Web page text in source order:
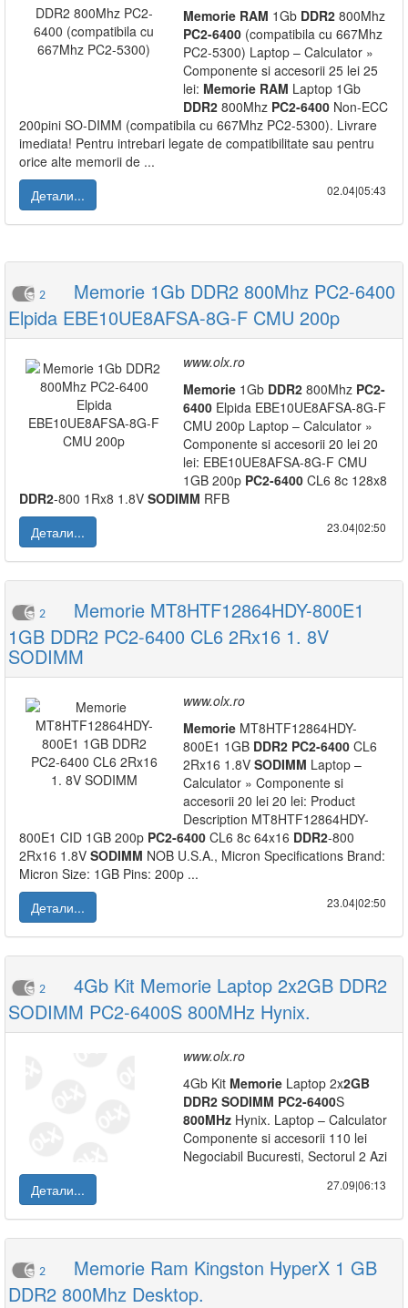
Memorie RAM 1Gb DDR2 800Mhz
PC2-6400 (compatibila cu 667Mhz
PC2-5300) Laptop – Calculator »
Componente si accesorii 25 lei 25
lei: Memorie RAM Laptop 1Gb
DDR2 800Mhz PC2-6400 Non-ECC
200pini SO-DIMM (compatibila cu 667Mhz PC2-5300). Livrare
imediata! Pentru intrebari legate de compatibilitate sau pentru
orice alte memorii de ...
Детали...
02.04|05:43
2
Memorie 1Gb DDR2 800Mhz PC2-6400
Elpida EBE10UE8AFSA-8G-F CMU 200p
www.olx.ro
Memorie 1Gb DDR2 800Mhz PC2-
6400 Elpida EBE10UE8AFSA-8G-F
CMU 200p Laptop – Calculator »
Componente si accesorii 20 lei 20
lei: EBE10UE8AFSA-8G-F CMU
1GB 200p PC2-6400 CL6 8c 128x8
DDR2-800 1Rx8 1.8V SODIMM RFB
Детали...
23.04|02:50
2
Memorie MT8HTF12864HDY-800E1
1GB DDR2 PC2-6400 CL6 2Rx16 1. 8V
SODIMM
www.olx.ro
Memorie MT8HTF12864HDY-
800E1 1GB DDR2 PC2-6400 CL6
2Rx16 1.8V SODIMM Laptop –
Calculator » Componente si
accesorii 20 lei 20 lei: Product
Description MT8HTF12864HDY-
800E1 CID 1GB 200p PC2-6400 CL6 8c 64x16 DDR2-800
2Rx16 1.8V SODIMM NOB U.S.A., Micron Specifications Brand:
Micron Size: 1GB Pins: 200p ...
Детали...
23.04|02:50
2
4Gb Kit Memorie Laptop 2x2GB DDR2
SODIMM PC2-6400S 800MHz Hynix.
www.olx.ro
4Gb Kit Memorie Laptop 2x2GB
DDR2 SODIMM PC2-6400S
800MHz Hynix. Laptop – Calculator
Componente si accesorii 110 lei
Negociabil Bucuresti, Sectorul 2 Azi
Детали...
27.09|06:13
2
Memorie Ram Kingston HyperX 1 GB
DDR2 800Mhz Desktop.